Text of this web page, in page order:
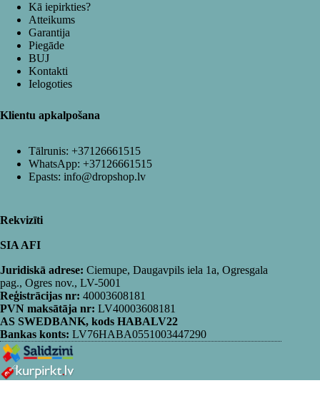
Kā iepirkties?
Atteikums
Garantija
Piegāde
BUJ
Kontakti
Ielogoties
Klientu apkalpošana
Tālrunis: +37126661515
WhatsApp: +37126661515
Epasts: info@dropshop.lv
Rekvizīti
SIA AFI
Juridiskā adrese: Ciemupe, Daugavpils iela 1a, Ogresgala
pag., Ogres nov., LV-5001
Reģistrācijas nr: 40003608181
PVN maksātāja nr: LV40003608181
AS SWEDBANK, kods HABALV22
Bankas konts: LV76HABA0551003447290